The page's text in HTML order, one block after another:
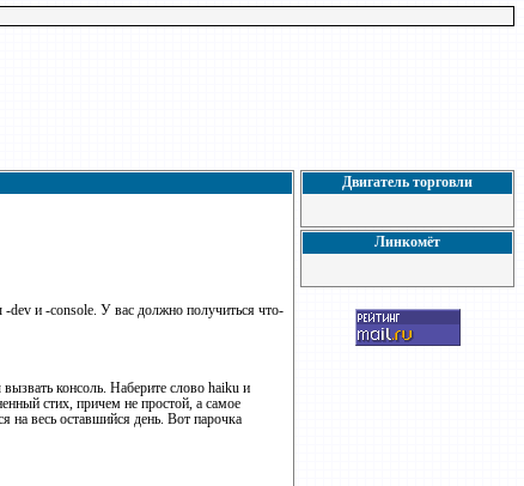
-dev и -console. У вас должно получиться что-
консоль. Наберите слово haiku и
стих, причем не простой, а самое
на весь оставшийся день. Вот парочка
Двигатель торговли
Линкомёт